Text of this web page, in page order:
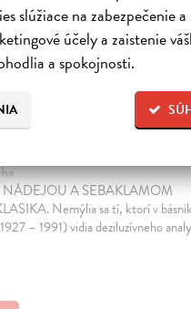
slúžiace na zabezpečenie
účely a zaistenie
a spokojnosti.
A SEBAKLAMOM
Nemýlia sa tí, ktorí v
– 1991) vidia deziluzívneho